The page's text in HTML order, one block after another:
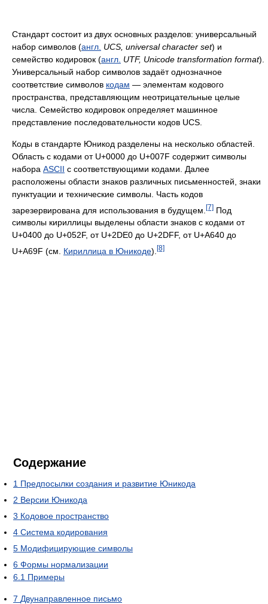
Стандарт состоит из двух основных разделов: универсальный
набор символов (англ. UCS, universal character set) и
семейство кодировок (англ. UTF, Unicode transformation format).
Универсальный набор символов задаёт однозначное
соответствие символов кодам — элементам кодового
пространства, представляющим неотрицательные целые
числа. Семейство кодировок определяет машинное
представление последовательности кодов UCS.
Коды в стандарте Юникод разделены на несколько областей.
Область с кодами от U+0000 до U+007F содержит символы
набора ASCII с соответствующими кодами. Далее
расположены области знаков различных письменностей, знаки
пунктуации и технические символы. Часть кодов
зарезервирована для использования в будущем. [7] Под
символы кириллицы выделены области знаков с кодами от
U+0400 до U+052F, от U+2DE0 до U+2DFF, от U+A640 до
U+A69F (см. Кириллица в Юникоде). [8]
Содержание
1 Предпосылки создания и развитие Юникода
2 Версии Юникода
3 Кодовое пространство
4 Система кодирования
5 Модифицирующие символы
6 Формы нормализации
6.1 Примеры
7 Двунаправленное письмо